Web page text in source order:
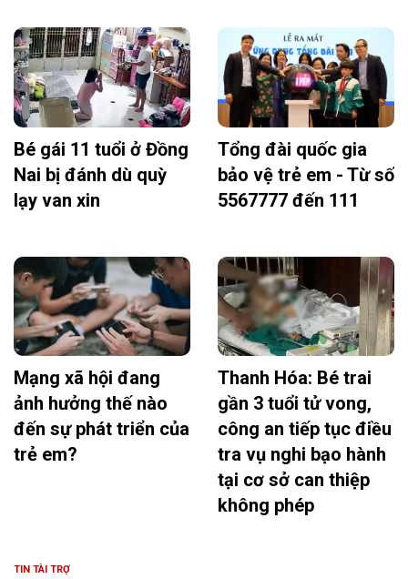
Bé gái 11 tuổi ở Đồng
Nai bị đánh dù quỳ
lạy van xin
Tổng đài quốc gia
bảo vệ trẻ em - Từ số
5567777 đến 111
Mạng xã hội đang
ảnh hưởng thế nào
đến sự phát triển của
trẻ em?
Thanh Hóa: Bé trai
gần 3 tuổi tử vong,
công an tiếp tục điều
tra vụ nghi bạo hành
tại cơ sở can thiệp
không phép
TIN TÀI TRỢ